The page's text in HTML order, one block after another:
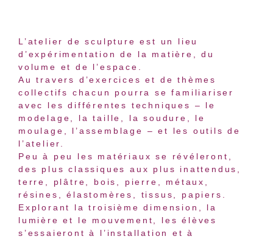
L’atelier de sculpture est un lieu
d’expérimentation de la matière, du
volume et de l’espace.
Au travers d’exercices et de thèmes
collectifs chacun pourra se familiariser
avec les différentes techniques – le
modelage, la taille, la soudure, le
moulage, l’assemblage – et les outils de
l’atelier.
Peu à peu les matériaux se révéleront,
des plus classiques aux plus inattendus,
terre, plâtre, bois, pierre, métaux,
résines, élastomères, tissus, papiers.
Explorant la troisième dimension, la
lumière et le mouvement, les élèves
s’essaieront à l’installation et à